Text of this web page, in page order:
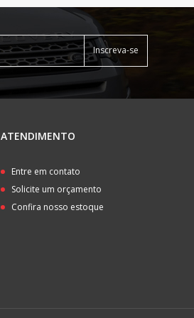
Inscreva-se
ATENDIMENTO
Entre em contato
Solicite um orçamento
Confira nosso estoque